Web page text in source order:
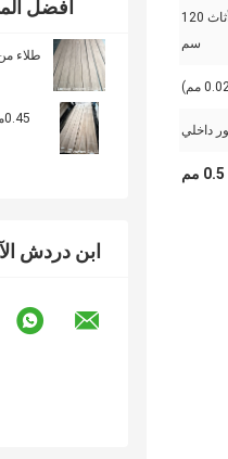
أفضل
طلاء
ابن دردش
لوح 250 سم ، باب: 210-245 سم ، أثاث 120
سم